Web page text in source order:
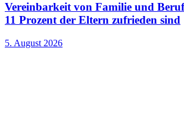
Vereinbarkeit von Familie und
11 Prozent der Eltern zufrieden sind
5. August 2026